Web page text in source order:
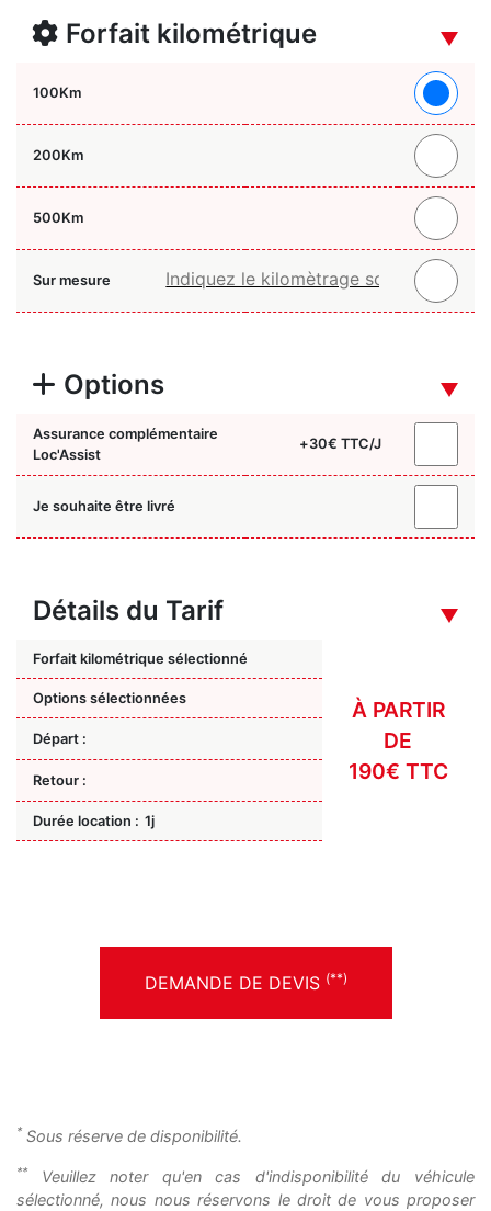
Forfait kilométrique
100Km
200Km
500Km
Sur mesure
Options
Assurance complémentaire
Loc'Assist
+30€ TTC/J
Je souhaite être livré
Détails du Tarif
Forfait kilométrique sélectionné
Options sélectionnées
Départ :
Retour :
Durée location : 1j
À PARTIR
DE
190€ TTC
DEMANDE DE DEVIS (**)
* Sous réserve de disponibilité.
**
Veuillez noter qu'en cas d'indisponibilité du véhicule
sélectionné, nous nous réservons le droit de vous proposer